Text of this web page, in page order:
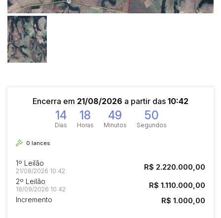
Encerra em 21/08/2026 a partir das 10:42
14
Dias
18
Horas
49
Minutos
50
Segundos
0 lances
1º Leilão
21/08/2026 10:42 R$ 2.220.000,00
2º Leilão
18/09/2026 10:42 R$ 1.110.000,00
Incremento R$ 1.000,00